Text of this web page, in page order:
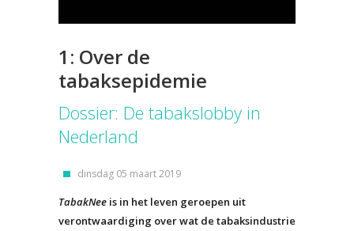
1: Over de
tabaksepidemie
Dossier: De tabakslobby in
Nederland
dinsdag 05 maart 2019
TabakNee is in het leven geroepen uit
verontwaardiging over wat de tabaksindustrie